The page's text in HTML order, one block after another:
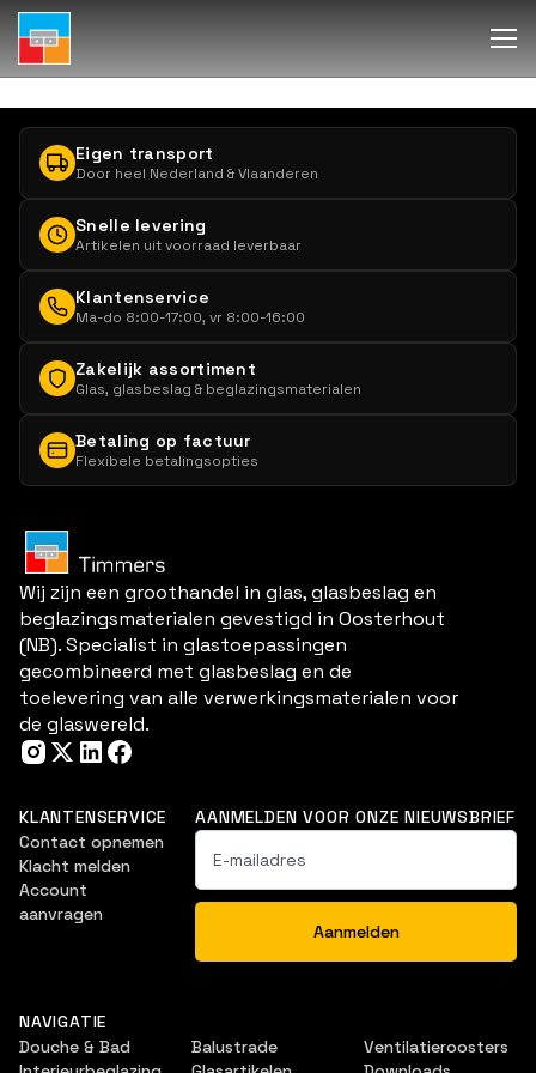
Eigen transport
Door heel Nederland & Vlaanderen
Snelle levering
Artikelen uit voorraad leverbaar
Klantenservice
Ma-do 8:00-17:00, vr 8:00-16:00
Zakelijk assortiment
Glas, glasbeslag & beglazingsmaterialen
Betaling op factuur
Flexibele betalingsopties
Wij zijn een groothandel in glas, glasbeslag en
beglazingsmaterialen gevestigd in Oosterhout
(NB). Specialist in glastoepassingen
gecombineerd met glasbeslag en de
toelevering van alle verwerkingsmaterialen voor
de glaswereld.
KLANTENSERVICE
Contact opnemen
Klacht melden
Account
aanvragen
AANMELDEN VOOR ONZE NIEUWSBRIEF
NAVIGATIE
Douche & Bad
Balustrade
Ventilatieroosters